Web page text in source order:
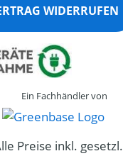
WIDERRUFEN
Ein Fachhändler von
Preise inkl. gesetzl.